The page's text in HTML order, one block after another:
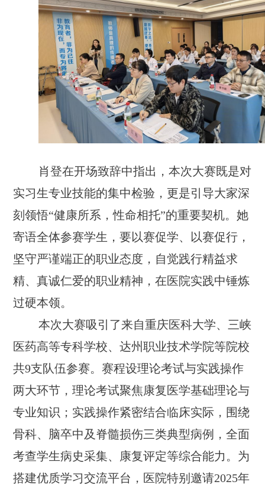
肖登在开场致辞中指出，本次大赛既是对
实习生专业技能的集中检验，更是引导大家深
刻领悟“健康所系，性命相托”的重要契机。她
寄语全体参赛学生，要以赛促学、以赛促行，
坚守严谨端正的职业态度，自觉践行精益求
精、真诚仁爱的职业精神，在医院实践中锤炼
过硬本领。
本次大赛吸引了来自重庆医科大学、三峡
医药高等专科学校、达州职业技术学院等院校
共9支队伍参赛。赛程设理论考试与实践操作
两大环节，理论考试聚焦康复医学基础理论与
专业知识；实践操作紧密结合临床实际，围绕
骨科、脑卒中及脊髓损伤三类典型病例，全面
考查学生病史采集、康复评定等综合能力。为
搭建优质学习交流平台，医院特别邀请2025年